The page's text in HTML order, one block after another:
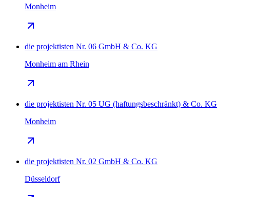
Monheim
die projektisten Nr. 06 GmbH & Co. KG
Monheim am Rhein
die projektisten Nr. 05 UG (haftungsbeschränkt) & Co. KG
Monheim
die projektisten Nr. 02 GmbH & Co. KG
Düsseldorf